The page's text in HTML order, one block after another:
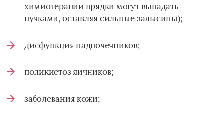
химиотерапии прядки могут выпадать
пучками, оставляя сильные залысины);
дисфункция надпочечников;
поликистоз яичников;
заболевания кожи;